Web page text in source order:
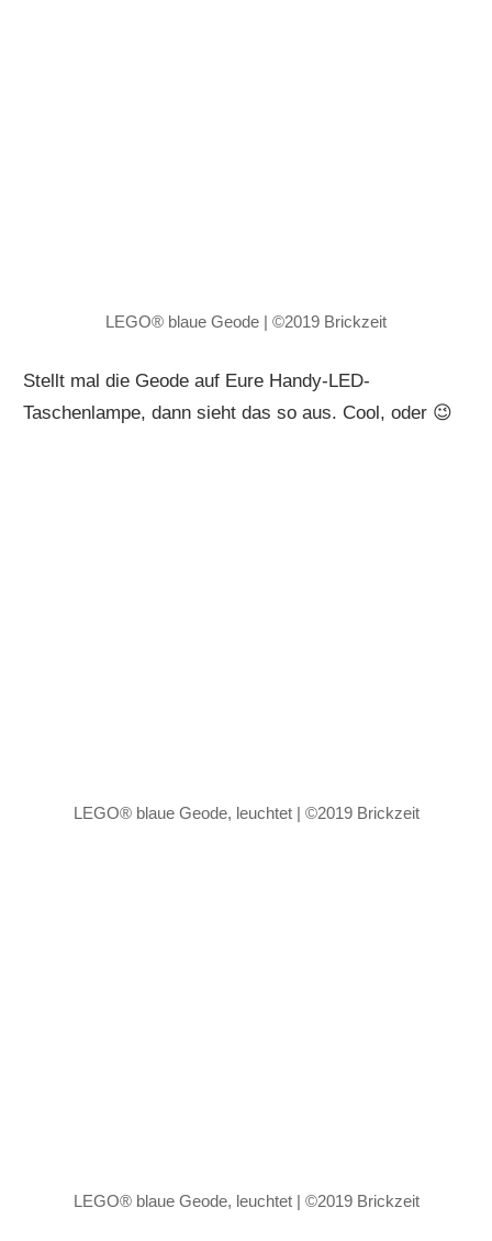
LEGO® blaue Geode | ©2019 Brickzeit
Stellt mal die Geode auf Eure Handy-LED-
Taschenlampe, dann sieht das so aus. Cool, oder 😉
LEGO® blaue Geode, leuchtet | ©2019 Brickzeit
LEGO® blaue Geode, leuchtet | ©2019 Brickzeit